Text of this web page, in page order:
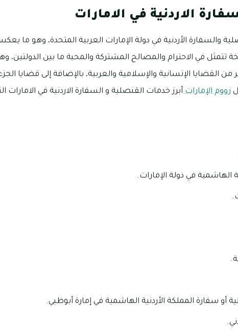
الاردنية في الامارات
والسفارة الأردنية في دولة الإمارات العربية المتحدة، وهو ما
في الاحترام والمصالح المشتركة والمحبة ما بين الدولتين،
القضايا الإنسانية والإسلامية والعربية، بالإضافة إلى قضايا
زووم الإماراتأبرز خدمات القنصلية و السفارة الاردنية في الامارات
في دولة الإمارات.
سفارة المملكة الأردنية الهاشمية في إمارة أبوظبي.